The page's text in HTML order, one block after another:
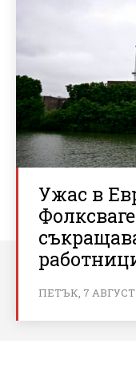
Ужас в
ПЕТЪК, 7 АВГУСТ